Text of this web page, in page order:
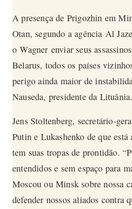
A presença de Prigozhin em
Otan, segundo a agência Al
oWagner enviar seus
Belarus, todos os países
perigo ainda maior de
Nauseda, presidente da Lituânia.
Jens Stoltenberg, secretário-
Putin e Lukashenko de que está
tem suas tropas de prontidão.
entendidos e sem espaço para
Moscou ou Minsk sobre nossa
defender nossos aliados contra